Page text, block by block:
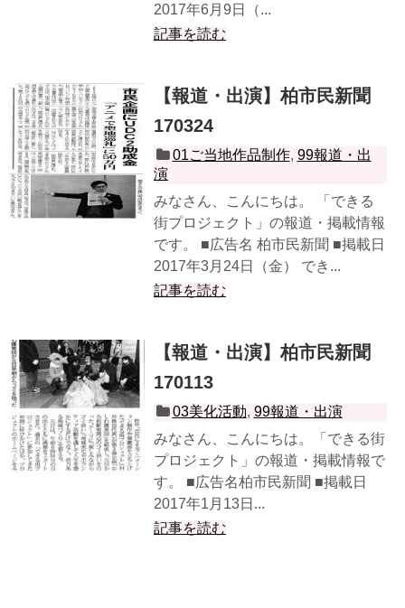
2017年6月9日（...
記事を読む
【報道・出演】柏市民新聞
170324
01ご当地作品制作, 99報道・出
演
みなさん、こんにちは。 「できる
街プロジェクト」の報道・掲載情報
です。 ■広告名 柏市民新聞 ■掲載日
2017年3月24日（金） でき...
記事を読む
【報道・出演】柏市民新聞
170113
03美化活動, 99報道・出演
みなさん、こんにちは。「できる街
プロジェクト」の報道・掲載情報で
す。 ■広告名柏市民新聞 ■掲載日
2017年1月13日...
記事を読む